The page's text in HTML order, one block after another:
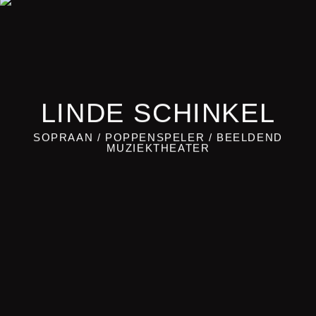
LINDE SCHINKEL
SOPRAAN / POPPENSPELER / BEELDEND
MUZIEKTHEATER